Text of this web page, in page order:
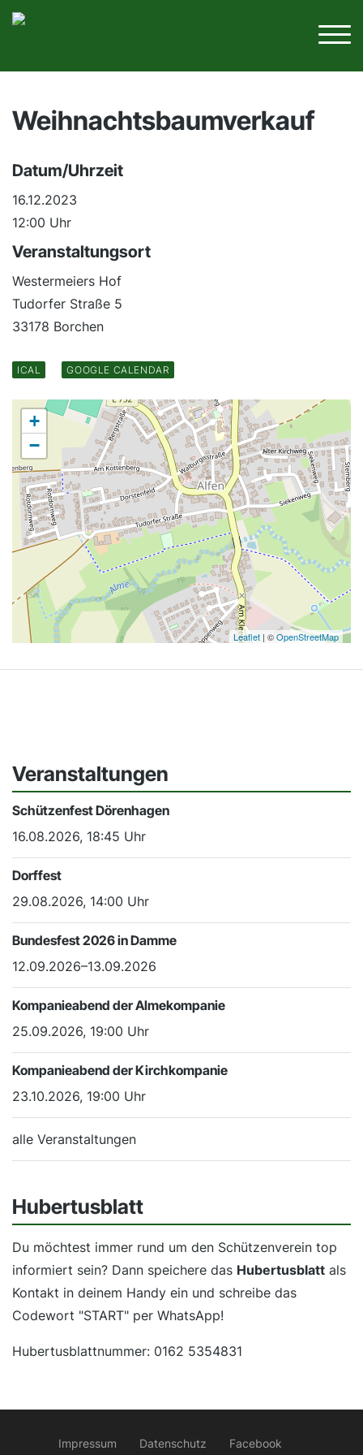
Weihnachtsbaumverkauf
Datum/Uhrzeit
16.12.2023
12:00 Uhr
Veranstaltungsort
Westermeiers Hof
Tudorfer Straße 5
33178 Borchen
ICAL GOOGLE CALENDAR
+
−
Leaflet | ©OpenStreetMap
Veranstaltungen
Schützenfest Dörenhagen
16.08.2026, 18:45 Uhr
Dorffest
29.08.2026, 14:00 Uhr
Bundesfest 2026 in Damme
12.09.2026–13.09.2026
Kompanieabend der Almekompanie
25.09.2026, 19:00 Uhr
Kompanieabend der Kirchkompanie
23.10.2026, 19:00 Uhr
alle Veranstaltungen
Hubertusblatt
Du möchtest immer rund um den Schützenverein top
informiert sein? Dann speichere das Hubertusblatt als
Kontakt in deinem Handy ein und schreibe das
Codewort "START" per WhatsApp!
Hubertusblattnummer: 0162 5354831
Impressum Datenschutz Facebook